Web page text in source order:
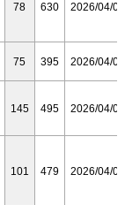
78 630 2026/04/08
75 395 2026/04/08
145 495 2026/04/08
101 479 2026/04/08